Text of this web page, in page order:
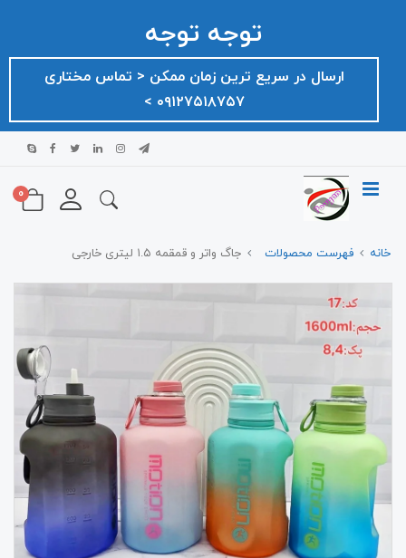
توجه توجه
ارسال در سریع ترین زمان ممکن ‌< تماس مختاری
۰۹۱۲۷۵۱۸۷۵۷ >
0
خانه فهرست محصولات جاگ واتر و قمقمه ۱.۵ لیتری خارجی